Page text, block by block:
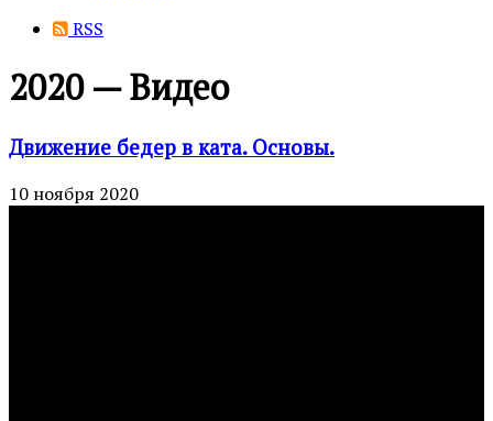
RSS
2020 — Видео
Движение бедер в ката. Основы.
10 ноября 2020